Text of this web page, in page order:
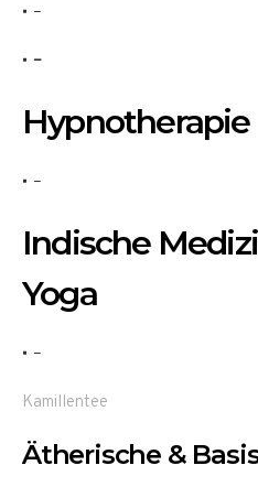
–
–
Hypnotherapie
–
Indische
Yoga
–
Kamillentee
Ätherische &